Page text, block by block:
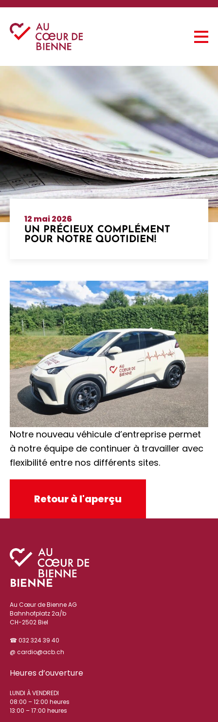
Accueil
À propos de nous
Actualités
Consultations
Pour les patient(e)s
Contact
12 mai 2026
UN PRÉCIEUX COMPLÉMENT
POUR NOTRE QUOTIDIEN!
Notre nouveau véhicule d’entreprise permet
à notre équipe de continuer à travailler avec
flexibilité entre nos différents sites.
Retour à l'aperçu
BIENNE
Au Cœur de Bienne AG
Bahnhofplatz 2a/b
CH-2502 Biel
☎ 032 324 39 40
@ cardio@acb.ch
Heures d’ouverture
LUNDI À VENDREDI
08:00 – 12:00 heures
13:00 – 17:00 heures